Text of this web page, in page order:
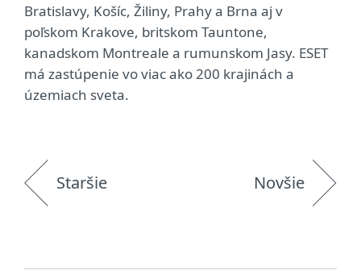
Bratislavy, Košíc, Žiliny, Prahy a Brna aj v
poľskom Krakove, britskom Tauntone,
kanadskom Montreale a rumunskom Jasy. ESET
má zastúpenie vo viac ako 200 krajinách a
územiach sveta.
Staršie Novšie